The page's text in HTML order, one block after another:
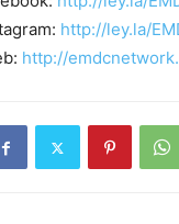
http://ley.la/
http://